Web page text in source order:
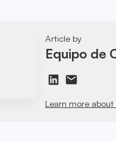
Article by
Equipo de
Learn more